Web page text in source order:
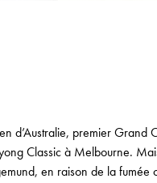
d’Australie, premier
Classic à Melbourne.
en raison de la